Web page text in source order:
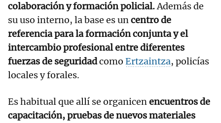
colaboración y formación policial.Además de
su uso interno, la base es uncentro de
referencia para la formación conjunta y el
intercambio profesional entre diferentes
fuerzas de seguridadcomo Ertzaintza, policías
locales y forales.
Es habitual que allí se organicenencuentros de
capacitación, pruebas de nuevos materiales